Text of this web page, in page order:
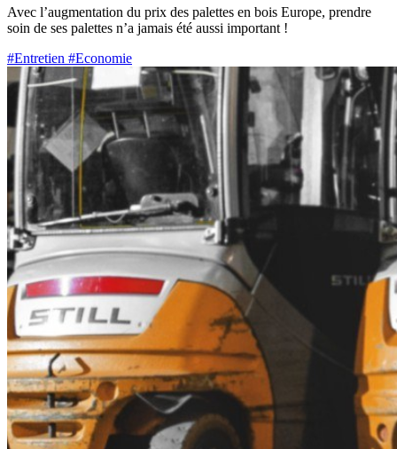
Avec l’augmentation du prix des palettes en bois Europe, prendre
soin de ses palettes n’a jamais été aussi important !
#Entretien #Economie